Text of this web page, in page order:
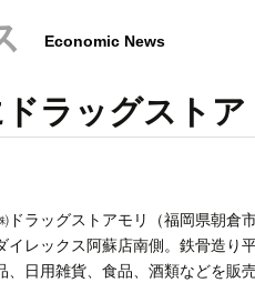
Economic News
ドラッグスト
ラッグストアモリ（福岡県朝倉
レックス阿蘇店南側。鉄骨造り
、日用雑貨、食品、酒類などを